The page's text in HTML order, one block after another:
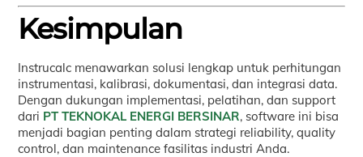
Kesimpulan
Instrucalc menawarkan solusi lengkap untuk perhitungan
instrumentasi, kalibrasi, dokumentasi, dan integrasi data.
Dengan dukungan implementasi, pelatihan, dan support
dari PT TEKNOKAL ENERGI BERSINAR, software ini bisa
menjadi bagian penting dalam strategi reliability, quality
control, dan maintenance fasilitas industri Anda.